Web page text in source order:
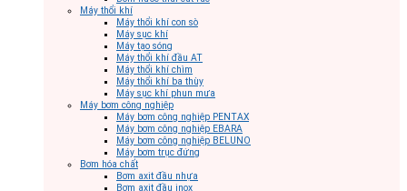
Máy thổi khí
Máy thổi khí con sò
Máy sục khí
Máy tạo sóng
Máy thổi khí đầu AT
Máy thổi khí chìm
Máy thổi khí ba thùy
Máy sục khí phun mưa
Máy bơm công nghiệp
Máy bơm công nghiệp PENTAX
Máy bơm công nghiệp EBARA
Máy bơm công nghiệp BELUNO
Máy bơm trục đứng
Bơm hóa chất
Bơm axit đầu nhựa
Bơm axit đầu inox